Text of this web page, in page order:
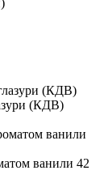
(КДВ)
ванили 42